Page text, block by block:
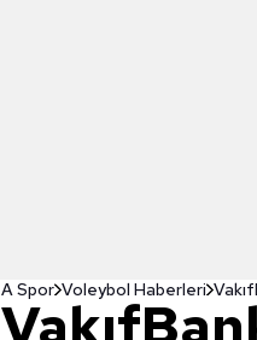
A Spor Voleybol Haberleri